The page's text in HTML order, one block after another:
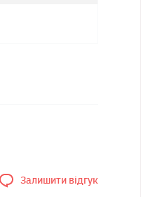
Залишити відгук